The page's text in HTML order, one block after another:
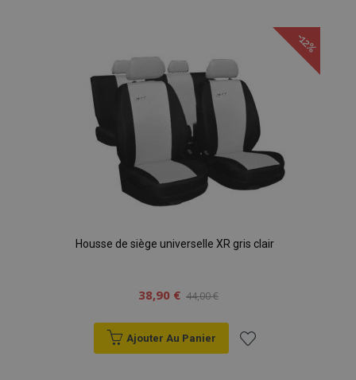
d'achats
-12%
Housse de siège universelle XR gris clair
38,90 € 44,00 €
Ajouter Au Panier